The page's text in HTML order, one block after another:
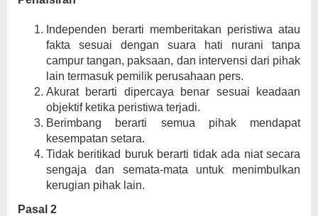
Independen berarti memberitakan peristiwa atau
fakta sesuai dengan suara hati nurani tanpa
campur tangan, paksaan, dan intervensi dari pihak
lain termasuk pemilik perusahaan pers.
Akurat berarti dipercaya benar sesuai keadaan
objektif ketika peristiwa terjadi.
Berimbang berarti semua pihak mendapat
kesempatan setara.
Tidak beritikad buruk berarti tidak ada niat secara
sengaja dan semata-mata untuk menimbulkan
kerugian pihak lain.
Pasal 2